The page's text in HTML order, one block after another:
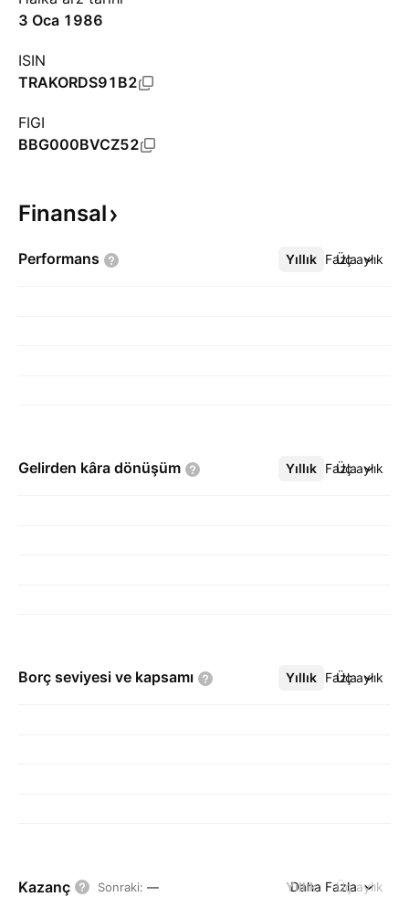
3 Oca 1986
ISIN
TRAKORDS91B2
FIGI
BBG000BVCZ52
Finansal
Performans Yıllık Üç aylık
Daha Fazla
Gelirden kâra dönüşüm Yıllık Üç aylık
Daha Fazla
Borç seviyesi ve kapsamı Yıllık Üç aylık
Daha Fazla
Kazanç Sonraki: — Yıllık Üç aylık
Daha Fazla